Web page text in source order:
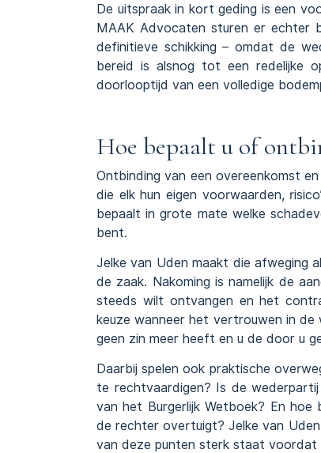
De uitspraak in kort geding is een
MAAK Advocaten sturen er echter
definitieve schikking – omdat de
bereid is alsnog tot een redelijke
doorlooptijd van een volledige
Hoe bepaalt u of
Ontbinding van een overeenkomst
die elk hun eigen voorwaarden,
bepaalt in grote mate welke
bent.
Jelke van Uden maakt die afweging
de zaak. Nakoming is namelijk de
steeds wilt ontvangen en het
keuze wanneer het vertrouwen in
geen zin meer heeft en u de door u
Daarbij spelen ook praktische
te rechtvaardigen? Is de
van het Burgerlijk Wetboek? En
de rechter overtuigt? Jelke van
van deze punten sterk staat voordat